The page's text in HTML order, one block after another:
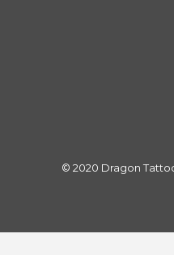
© 2020 Dragon